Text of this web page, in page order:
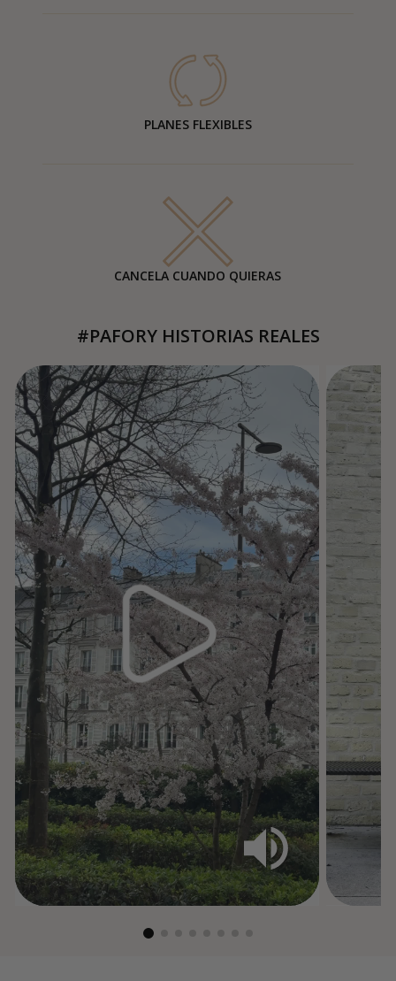
PLANES FLEXIBLES
CANCELA CUANDO QUIERAS
#PAFORY HISTORIAS REALES